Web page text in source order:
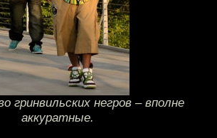
гринвильских негров – вполне
аккуратные.